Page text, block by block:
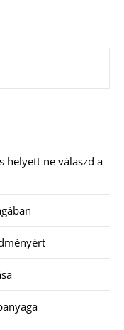
helyett ne válaszd a